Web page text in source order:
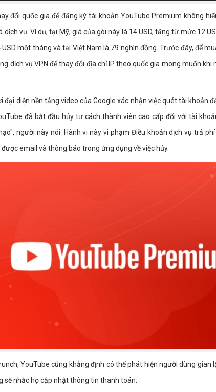
đổi quốc gia để đăng ký tài khoản YouTube Premium không
dịch vụ. Ví dụ, tại Mỹ, giá của gói này là 14 USD, tăng từ mức 12
USD một tháng và tại Việt Nam là 79 nghìn đồng. Trước đây, để
dịch vụ VPN để thay đổi địa chỉ IP theo quốc gia mong muốn khi
đại diện nền tảng video của Google xác nhận việc quét tài khoản
đã bắt đầu hủy tư cách thành viên cao cấp đối với tài
người này nói. Hành vi này vi phạm Điều khoản dịch vụ trả
email và thông báo trong ứng dụng về việc hủy.
YouTube cũng khẳng định có thể phát hiện người dùng gian
sẽ nhắc họ cập nhật thông tin thanh toán.